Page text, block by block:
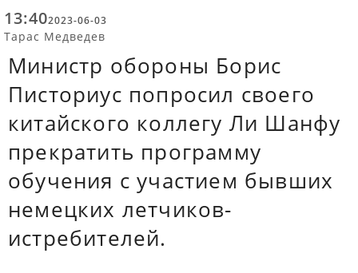
13:402023-06-03
Тарас Медведев
Министр обороны Борис
Писториус попросил своего
китайского коллегу Ли Шанфу
прекратить программу
обучения с участием бывших
немецких летчиков-
истребителей.